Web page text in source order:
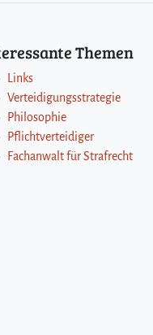
Themen
Links
Verteidigungsstrategie
Philosophie
Pflichtverteidiger
Fachanwalt für Strafrecht